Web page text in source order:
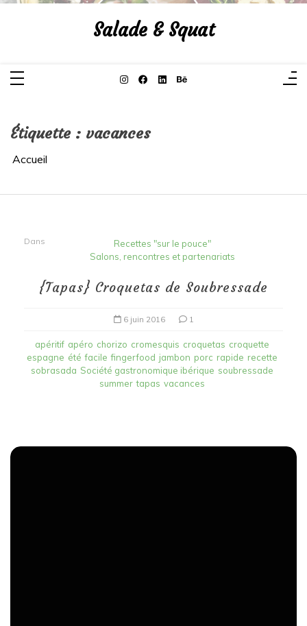
Aller
Salade & Squat
Étiquette : vacances
Accueil
Dans
Recettes "sur le pouce"
Salons, rencontres et partenariats
{Tapas} Croquetas de Soubressade
6 juin 2016 1
apéritif apéro chorizo cromesquis croquetas croquette
espagne été facile fingerfood jambon porc rapide recette
sobrasada Société gastronomique ibérique soubressade
summer tapas vacances